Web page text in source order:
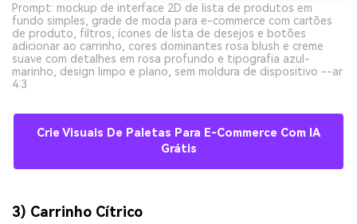
Prompt: mockup de interface 2D de lista de produtos em
fundo simples, grade de moda para e-commerce com cartões
de produto, filtros, ícones de lista de desejos e botões
adicionar ao carrinho, cores dominantes rosa blush e creme
suave com detalhes em rosa profundo e tipografia azul-
marinho, design limpo e plano, sem moldura de dispositivo --ar
4:3
Crie Visuais De Paletas Para E-Commerce Com IA
Grátis
3) Carrinho Cítrico